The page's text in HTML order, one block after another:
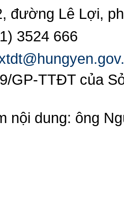
đường Lê Lợi,
3524 666
GP-TTĐT của
nội dung: ông